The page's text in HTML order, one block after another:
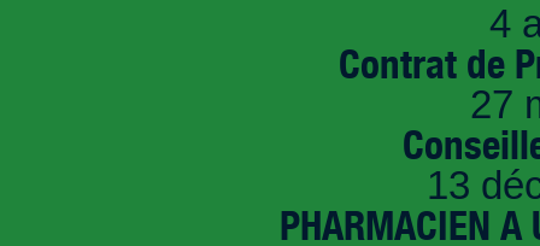
4
Contrat de
27
13
PHARMACIEN A